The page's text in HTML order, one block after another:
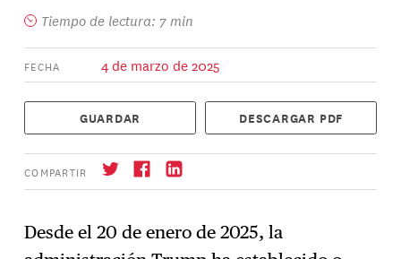
Tiempo de lectura: 7 min
FECHA 4 de marzo de 2025
GUARDAR DESCARGAR PDF
COMPARTIR
Desde el 20 de enero de 2025, la